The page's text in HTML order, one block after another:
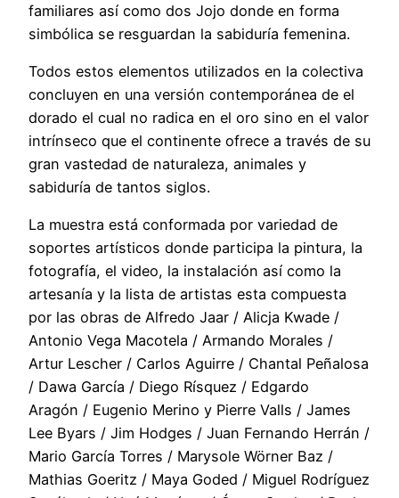
familiares así como dos Jojo donde en forma
simbólica se resguardan la sabiduría femenina.
Todos estos elementos utilizados en la colectiva
concluyen en una versión contemporánea de el
dorado el cual no radica en el oro sino en el valor
intrínseco que el continente ofrece a través de su
gran vastedad de naturaleza, animales y
sabiduría de tantos siglos.
La muestra está conformada por variedad de
soportes artísticos donde participa la pintura, la
fotografía, el video, la instalación así como la
artesanía y la lista de artistas esta compuesta
por las obras de Alfredo Jaar / Alicja Kwade /
Antonio Vega Macotela / Armando Morales /
Artur Lescher / Carlos Aguirre / Chantal Peñalosa
/ Dawa García / Diego Rísquez / Edgardo
Aragón / Eugenio Merino y Pierre Valls / James
Lee Byars / Jim Hodges / Juan Fernando Herrán /
Mario García Torres / Marysole Wörner Baz /
Mathias Goeritz / Maya Goded / Miguel Rodríguez